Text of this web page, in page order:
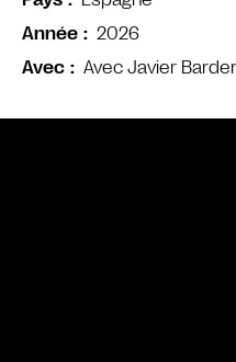
Avec Avec Javier
Année
2026